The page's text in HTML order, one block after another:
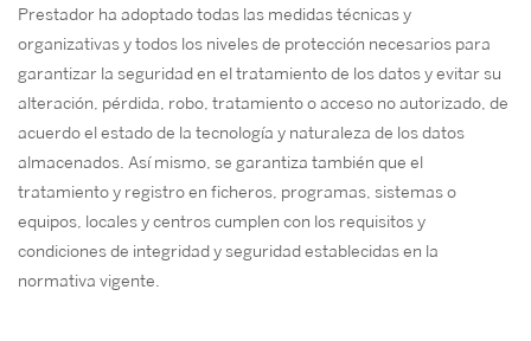
Prestador ha adoptado todas las medidas técnicas y
organizativas y todos los niveles de protección necesarios para
garantizar la seguridad en el tratamiento de los datos y evitar su
alteración, pérdida, robo, tratamiento o acceso no autorizado, de
acuerdo el estado de la tecnología y naturaleza de los datos
almacenados. Así mismo, se garantiza también que el
tratamiento y registro en ficheros, programas, sistemas o
equipos, locales y centros cumplen con los requisitos y
condiciones de integridad y seguridad establecidas en la
normativa vigente.